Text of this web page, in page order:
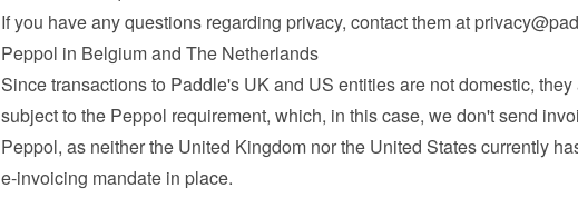
If you have any questions regarding privacy, contact them at
Peppol in Belgium and The Netherlands
Since transactions to Paddle's UK and US entities are not domestic, they
subject to the Peppol requirement, which, in this case, we don't send
Peppol, as neither the United Kingdom nor the United States currently
e-invoicing mandate in place.